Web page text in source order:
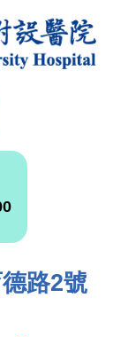
路2號